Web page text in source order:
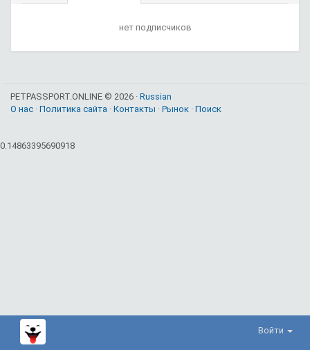
Войти
нет подписчиков
PETPASSPORT.ONLINE © 2026 · Russian
О нас · Политика сайта · Контакты · Рынок · Поиск
0.14863395690918